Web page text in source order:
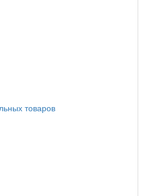
товаров